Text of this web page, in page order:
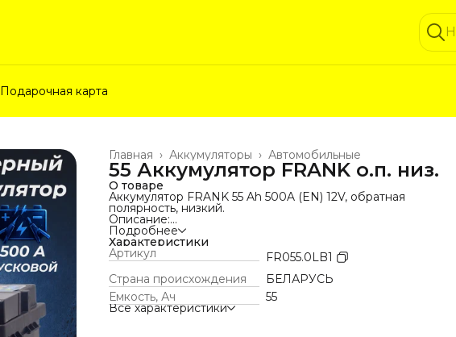
Подарочная карта
Автомобильные
Аккумуляторы ›
Главная ›
55 Аккумулятор FRANK о.п. низ.
О товаре
Аккумулятор FRANK 55 Ah 500A (EN) 12V, обратная
полярность, низкий.
Описание:
Надёжный и выносливый аккумулятор FRANK 55 Ah —
оптимальное решение для легковых автомобилей с
ограниченным подкапотным пространством (низкий корпус,
всего 175 мм). Модель обеспечивает уверенный запуск
двигателя в любое время года и стабильную работу всех
систем автомобиля благодаря пусковому току 500 А.
Основные характеристики:
Ёмкость: 55 Ач
Подробнее
Характеристики
Артикул
FR055.0LB1
Страна происхождения
БЕЛАРУСЬ
Емкость, Ач
55
Все характеристики